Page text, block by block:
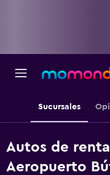
Sucursales
Autos de
Aeropuerto